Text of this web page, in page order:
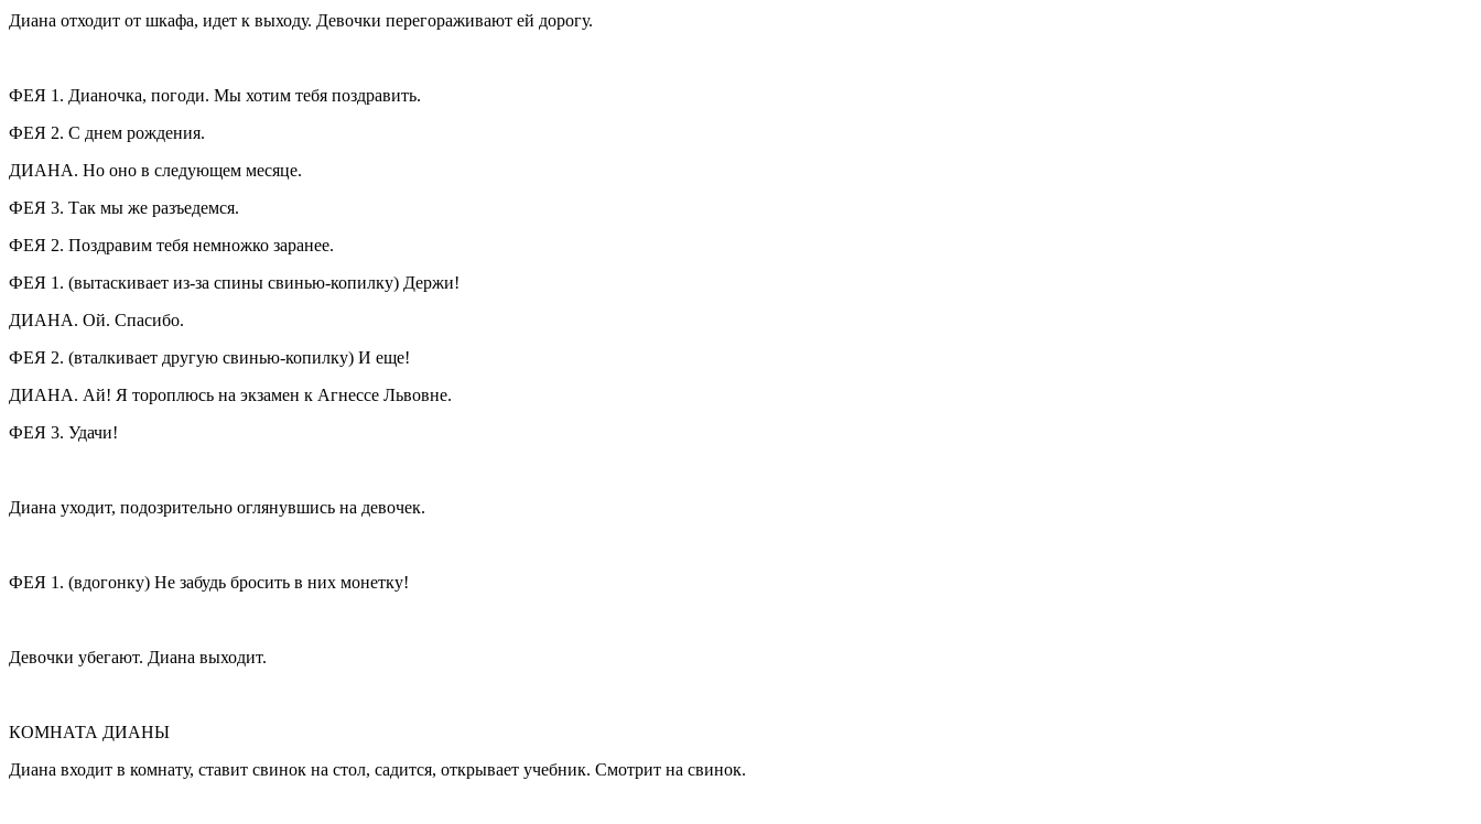
Диана отходит от шкафа, идет к выходу. Девочки перегораживают ей дорогу.
ФЕЯ 1. Дианочка, погоди. Мы хотим тебя поздравить.
ФЕЯ 2. С днем рождения.
ДИАНА. Но оно в следующем месяце.
ФЕЯ 3. Так мы же разъедемся.
ФЕЯ 2. Поздравим тебя немножко заранее.
ФЕЯ 1. (вытаскивает из-за спины свинью-копилку) Держи!
ДИАНА. Ой. Спасибо.
ФЕЯ 2. (вталкивает другую свинью-копилку) И еще!
ДИАНА. Ай! Я тороплюсь на экзамен к Агнессе Львовне.
ФЕЯ 3. Удачи!
Диана уходит, подозрительно оглянувшись на девочек.
ФЕЯ 1. (вдогонку) Не забудь бросить в них монетку!
Девочки убегают. Диана выходит.
КОМНАТА ДИАНЫ
Диана входит в комнату, ставит свинок на стол, садится, открывает учебник. Смотрит на свинок.